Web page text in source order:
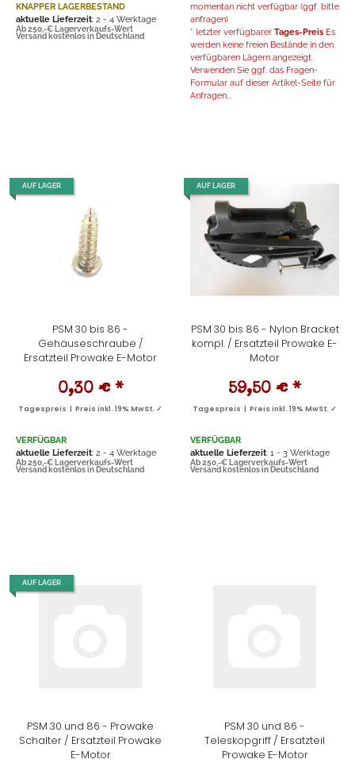
KNAPPER LAGERBESTAND
aktuelle Lieferzeit: 2 - 4 Werktage
Ab 250,-€ Lagerverkaufs-Wert
Versand kostenlos in Deutschland
momentan nicht verfügbar (ggf. bitte
anfragen)
* letzter verfügbarer Tages-Preis Es
werden keine freien Bestände in den
verfügbaren Lägern angezeigt.
Verwenden Sie ggf. das Fragen-
Formular auf dieser Artikel-Seite für
Anfragen...
AUF LAGER
PSM 30 bis 86 -
Gehäuseschraube /
Ersatzteil Prowake E-Motor
0,30 € *
Tagespreis | Preis inkl. 19% MwSt. ✓
VERFÜGBAR
aktuelle Lieferzeit: 2 - 4 Werktage
Ab 250,-€ Lagerverkaufs-Wert
Versand kostenlos in Deutschland
AUF LAGER
PSM 30 bis 86 - Nylon Bracket
kompl. / Ersatzteil Prowake E-
Motor
59,50 € *
Tagespreis | Preis inkl. 19% MwSt. ✓
VERFÜGBAR
aktuelle Lieferzeit: 1 - 3 Werktage
Ab 250,-€ Lagerverkaufs-Wert
Versand kostenlos in Deutschland
AUF LAGER
PSM 30 und 86 - Prowake
Schalter / Ersatzteil Prowake
E-Motor
PSM 30 und 86 -
Teleskopgriff / Ersatzteil
Prowake E-Motor